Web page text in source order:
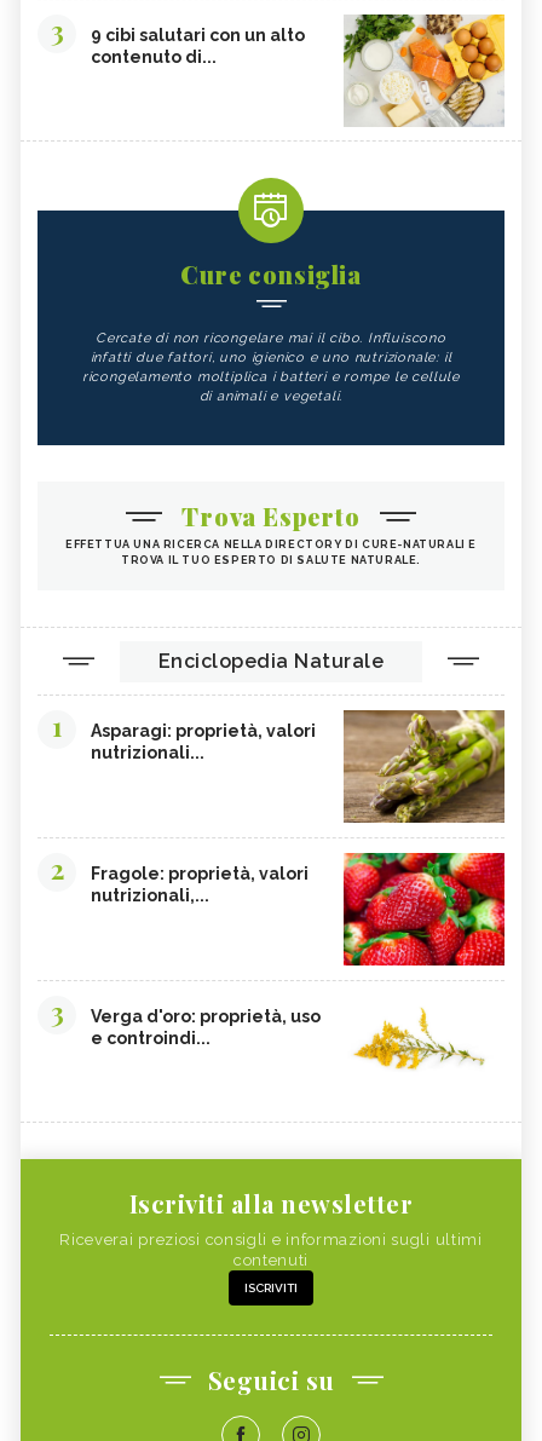
3
9 cibi salutari con un alto
contenuto di...
Cure consiglia
Cercate di non ricongelare mai il cibo. Influiscono
infatti due fattori, uno igienico e uno nutrizionale: il
ricongelamento moltiplica i batteri e rompe le cellule
di animali e vegetali.
Trova Esperto
EFFETTUA UNA RICERCA NELLA DIRECTORY DI CURE-NATURALI E
TROVA IL TUO ESPERTO DI SALUTE NATURALE.
Enciclopedia Naturale
1
Asparagi: proprietà, valori
nutrizionali...
2
Fragole: proprietà, valori
nutrizionali,...
3
Verga d'oro: proprietà, uso
e controindi...
Iscriviti alla newsletter
Riceverai preziosi consigli e informazioni sugli ultimi
contenuti
ISCRIVITI
Seguici su